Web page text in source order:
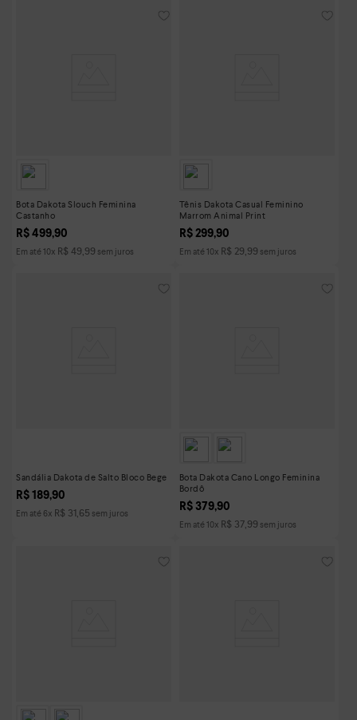
Bota Dakota Slouch Feminina
Castanho
R$ 499,90
Em até 10x R$ 49,99 sem juros
Tênis Dakota Casual Feminino
Marrom Animal Print
R$ 299,90
Em até 10x R$ 29,99 sem juros
Sandália Dakota de Salto Bloco Bege
R$ 189,90
Em até 6x R$ 31,65 sem juros
Bota Dakota Cano Longo Feminina
Bordô
R$ 379,90
Em até 10x R$ 37,99 sem juros